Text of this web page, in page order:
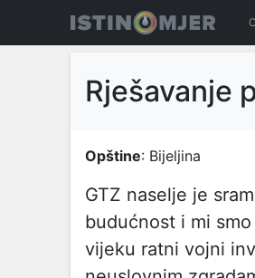
Rješavanje
Opštine: Bijeljina
GTZ naselje je
budućnost i mi
vijeku ratni vojni